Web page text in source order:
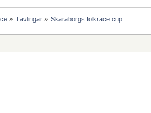
» Tävlingar» Skaraborgs folkrace cup